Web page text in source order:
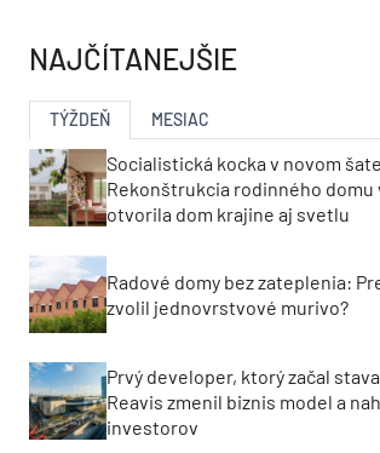
NAJČÍTANEJŠIE
TÝŽDEŇ MESIAC
Socialistická kocka v novom šate.
Rekonštrukcia rodinného domu
otvorila dom krajine aj svetlu
Radové domy bez zateplenia:
zvolil jednovrstvové murivo?
Prvý developer, ktorý začal
Reavis zmenil biznis model a
investorov